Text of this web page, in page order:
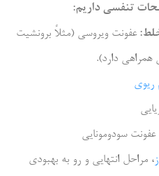
تنفسی داریم:
عفونت ویروسی (مثلاً برونشیت
دارد).
ریوی
سودومونایی
، مراحل انتهایی و رو به­ بهبودی